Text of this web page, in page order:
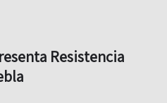
Resistencia